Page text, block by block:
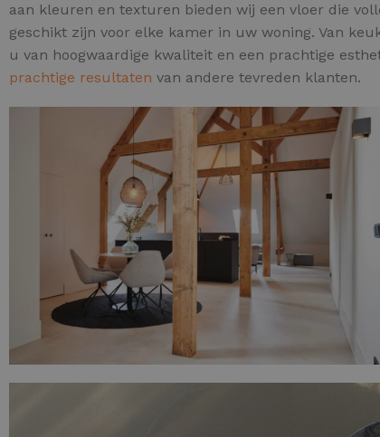
aan kleuren en texturen bieden wij een vloer die
geschikt zijn voor elke kamer in uw woning. Van
u van hoogwaardige kwaliteit en een prachtige
prachtige resultaten van andere tevreden klanten.